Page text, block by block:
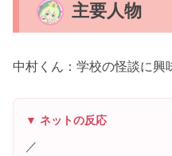
主要人物
中村くん：学校の怪談に興
▼ ネットの反応
／